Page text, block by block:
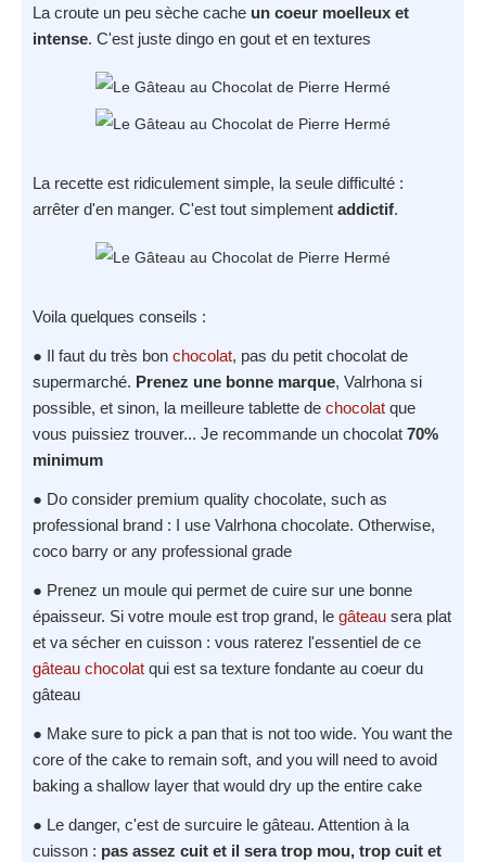
La croute un peu sèche cache un coeur moelleux et
intense. C'est juste dingo en gout et en textures
La recette est ridiculement simple, la seule difficulté :
arrêter d'en manger. C'est tout simplement addictif.
Voila quelques conseils :
● Il faut du très bon chocolat, pas du petit chocolat de
supermarché. Prenez une bonne marque, Valrhona si
possible, et sinon, la meilleure tablette de chocolat que
vous puissiez trouver... Je recommande un chocolat 70%
minimum
● Do consider premium quality chocolate, such as
professional brand : I use Valrhona chocolate. Otherwise,
coco barry or any professional grade
● Prenez un moule qui permet de cuire sur une bonne
épaisseur. Si votre moule est trop grand, le gâteau sera plat
et va sécher en cuisson : vous raterez l'essentiel de ce
gâteau chocolat qui est sa texture fondante au coeur du
gâteau
● Make sure to pick a pan that is not too wide. You want the
core of the cake to remain soft, and you will need to avoid
baking a shallow layer that would dry up the entire cake
● Le danger, c'est de surcuire le gâteau. Attention à la
cuisson : pas assez cuit et il sera trop mou, trop cuit et